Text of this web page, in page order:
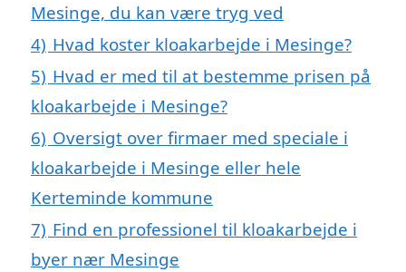
Mesinge, du kan være tryg ved
4) Hvad koster kloakarbejde i Mesinge?
5) Hvad er med til at bestemme prisen på
kloakarbejde i Mesinge?
6) Oversigt over firmaer med speciale i
kloakarbejde i Mesinge eller hele
Kerteminde kommune
7) Find en professionel til kloakarbejde i
byer nær Mesinge